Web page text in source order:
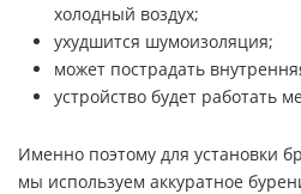
холодный воздух;
ухудшится шумоизоляция;
может пострадать
устройство будет работать
Именно поэтому для установки
мы используем аккуратное